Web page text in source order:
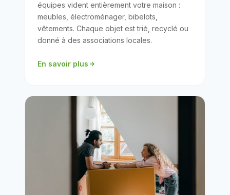
équipes vident entièrement votre maison :
meubles, électroménager, bibelots,
vêtements. Chaque objet est trié, recyclé ou
donné à des associations locales.
En savoir plus